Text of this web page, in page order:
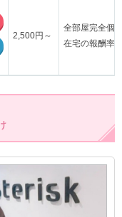
2,500円～
全部屋完全個
在宅の報酬率